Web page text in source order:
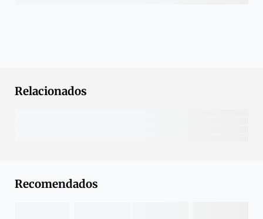
Relacionados
Recomendados